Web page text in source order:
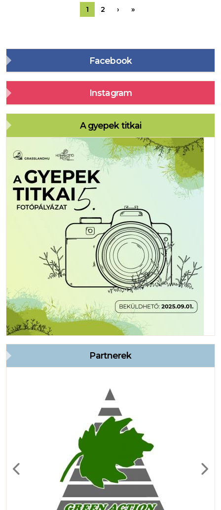
1 2 › Következő oldal
»
Facebook
Instagram
A gyepek titkai
Partnerek
Previous Next